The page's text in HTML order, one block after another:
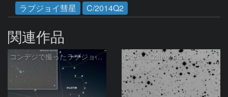
ラブジョイ彗星
C/2014Q2
関連作品
コンデジで撮ったラブジョイ彗星（3） C/2014 Q2/Lovejoy ?